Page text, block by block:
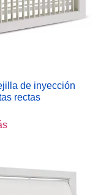
de inyección
rectas